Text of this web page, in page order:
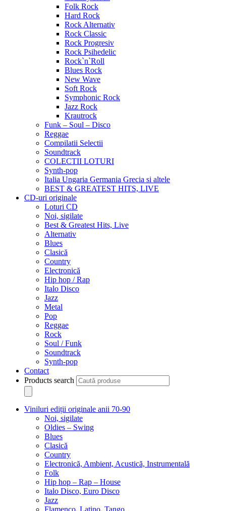
Folk Rock
Hard Rock
Rock Alternativ
Rock Classic
Rock Progresiv
Rock Psihedelic
Rock`n`Roll
Blues Rock
New Wave
Soft Rock
Symphonic Rock
Jazz Rock
Krautrock
Funk – Soul – Disco
Reggae
Compilatii Selectii
Soundtrack
COLECTII LOTURI
Synth-pop
Italia Ungaria Germania Grecia si altele
BEST & GREATEST HITS, LIVE
CD-uri originale
Loturi CD
Noi, sigilate
Best & Greatest Hits, Live
Alternativ
Blues
Clasică
Country
Electronică
Hip hop / Rap
Italo Disco
Jazz
Metal
Pop
Reggae
Rock
Soul / Funk
Soundtrack
Synth-pop
Contact
Products search
Viniluri ediții originale anii 70-90
Noi, sigilate
Oldies – Swing
Blues
Clasică
Country
Electronică, Ambient, Acustică, Instrumentală
Folk
Hip hop – Rap – House
Italo Disco, Euro Disco
Jazz
Flamenco, Latino, Tango